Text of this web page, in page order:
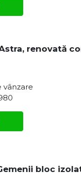
renovată
vânzare
bloc